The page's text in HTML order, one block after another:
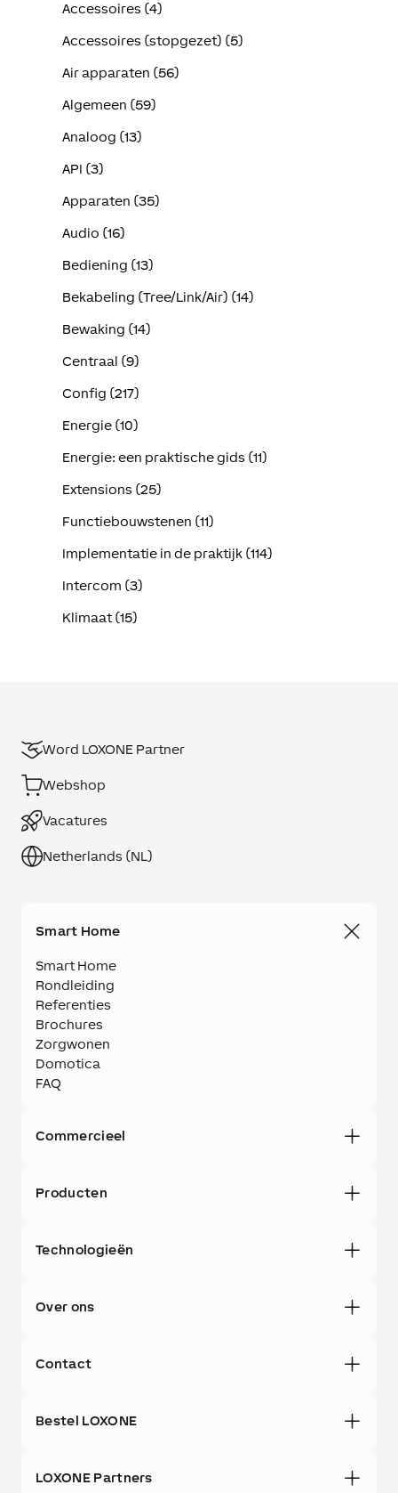
Accessoires (4)
Accessoires (stopgezet) (5)
Air apparaten (56)
Algemeen (59)
Analoog (13)
API (3)
Apparaten (35)
Audio (16)
Bediening (13)
Bekabeling (Tree/Link/Air) (14)
Bewaking (14)
Centraal (9)
Config (217)
Energie (10)
Energie: een praktische gids (11)
Extensions (25)
Functiebouwstenen (11)
Implementatie in de praktijk (114)
Intercom (3)
Klimaat (15)
Word LOXONE Partner
Webshop
Vacatures
Netherlands (NL)
Smart Home
Smart Home
Rondleiding
Referenties
Brochures
Zorgwonen
Domotica
FAQ
Commercieel
Producten
Technologieën
Over ons
Contact
Bestel LOXONE
LOXONE Partners